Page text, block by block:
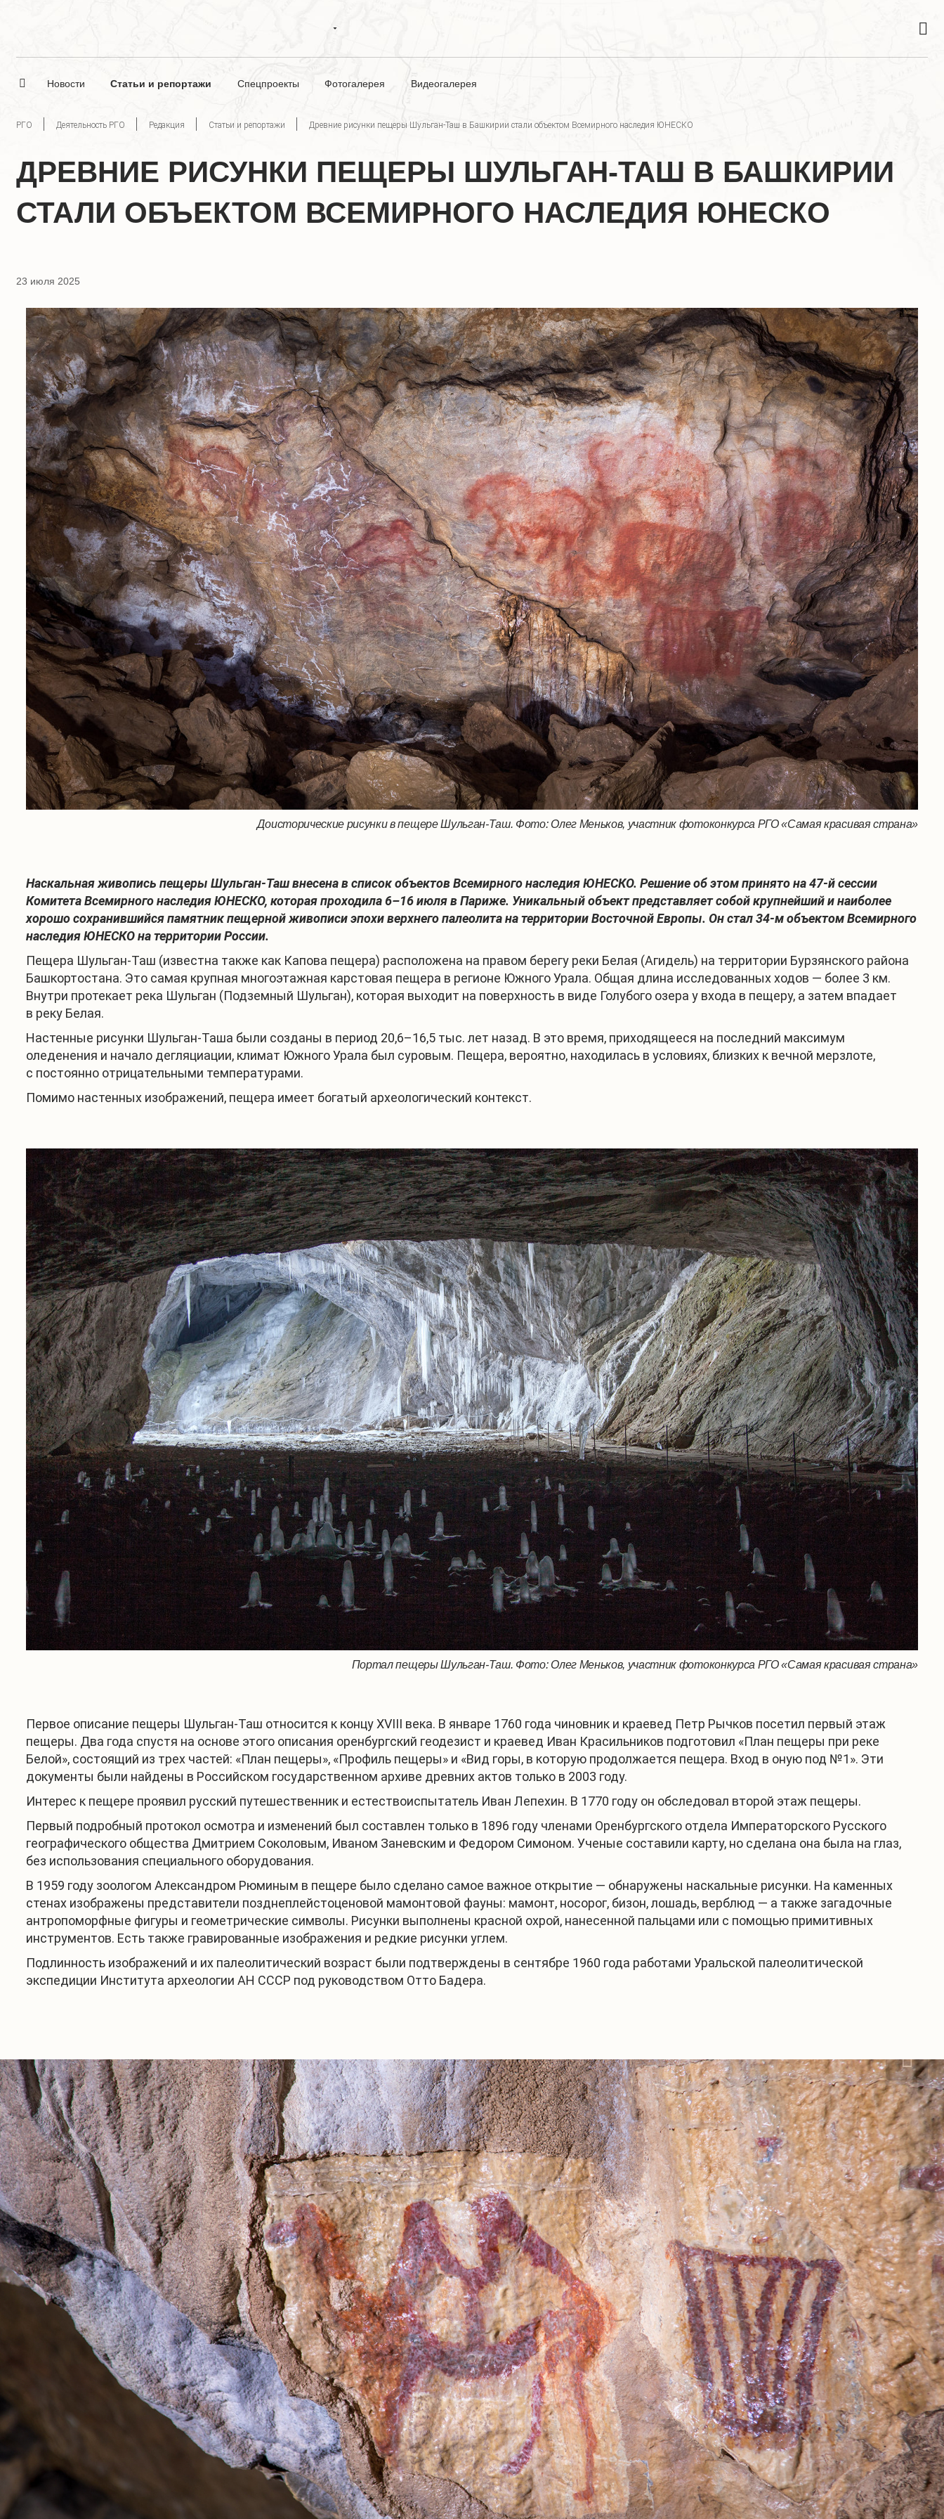
Новости Статьи и репортажи Спецпроекты Фотогалерея Видеогалерея
РГО Деятельность РГО Редакция Статьи и репортажи Древние рисунки пещеры Шульган-Таш в Башкирии стали объектом Всемирного наследия ЮНЕСКО
ДРЕВНИЕ РИСУНКИ ПЕЩЕРЫ ШУЛЬГАН-ТАШ В БАШКИРИИ
СТАЛИ ОБЪЕКТОМ ВСЕМИРНОГО НАСЛЕДИЯ ЮНЕСКО
23 июля 2025
Доисторические рисунки в пещере Шульган-Таш. Фото: Олег Меньков, участник фотоконкурса РГО «Самая красивая страна»
Наскальная живопись пещеры Шульган-Таш внесена в списокобъектов Всемирного наследия ЮНЕСКО. Решение об этом принято на 47-й сессии
Комитета Всемирного наследия ЮНЕСКО, которая проходила 6–16 июля в Париже. Уникальный объект представляет собой крупнейший и наиболее
хорошо сохранившийся памятник пещерной живописи эпохи верхнего палеолита на территории Восточной Европы. Он стал 34-м объектом Всемирного
наследия ЮНЕСКО на территории России.
Пещера Шульган-Таш (известна также как Капова пещера) расположена на правом берегу реки Белая (Агидель) на территории Бурзянского района
Башкортостана. Это самая крупная многоэтажная карстовая пещера в регионе Южного Урала. Общая длина исследованных ходов — более 3 км.
Внутри протекает река Шульган (Подземный Шульган), которая выходит на поверхность в виде Голубого озера у входа в пещеру, а затем впадает
в реку Белая.
Настенные рисунки Шульган-Таша были созданы в период 20,6–16,5 тыс. лет назад. В это время, приходящееся на последний максимум
оледенения и начало дегляциации, климат Южного Урала был суровым. Пещера, вероятно, находилась в условиях, близких к вечной мерзлоте,
с постоянно отрицательными температурами.
Помимо настенных изображений, пещера имеет богатый археологический контекст.
Портал пещеры Шульган-Таш. Фото: Олег Меньков, участник фотоконкурса РГО «Самая красивая страна»
Первое описание пещеры Шульган-Таш относится к концу XVIII века. В январе 1760 года чиновник и краевед Петр Рычков посетил первый этаж
пещеры. Два года спустя на основе этого описания оренбургский геодезист и краевед Иван Красильников подготовил «План пещеры при реке
Белой», состоящий из трех частей: «План пещеры», «Профиль пещеры» и «Вид горы, в которую продолжается пещера. Вход в оную под №1». Эти
документы были найдены в Российском государственном архиве древних актов только в 2003 году.
Интерес к пещере проявил русский путешественник и естествоиспытатель Иван Лепехин. В 1770 году он обследовал второй этаж пещеры.
Первый подробный протокол осмотра и изменений был составлен только в 1896 году членами Оренбургского отдела Императорского Русского
географического общества Дмитрием Соколовым, Иваном Заневским и Федором Симоном. Ученые составили карту, но сделана она была на глаз,
без использования специального оборудования.
В 1959 году зоологом Александром Рюминым в пещере было сделано самое важное открытие — обнаружены наскальные рисунки. На каменных
стенах изображены представители позднеплейстоценовой мамонтовой фауны: мамонт, носорог, бизон, лошадь, верблюд — а также загадочные
антропоморфные фигуры и геометрические символы. Рисунки выполнены красной охрой, нанесенной пальцами или с помощью примитивных
инструментов. Есть также гравированные изображения и редкие рисунки углем.
Подлинность изображений и их палеолитический возраст были подтверждены в сентябре 1960 года работами Уральской палеолитической
экспедиции Института археологии АН СССР под руководством Отто Бадера.